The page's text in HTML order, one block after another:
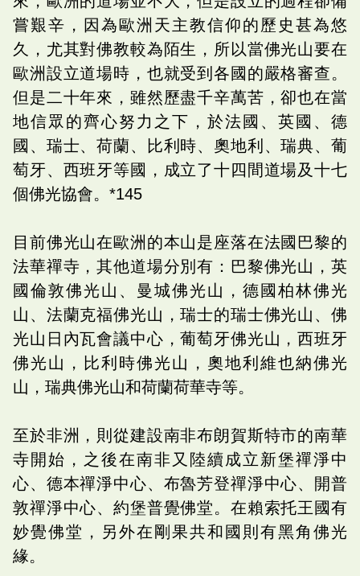
嘗艱辛，因為歐洲天主教信仰的歷史甚為悠
久，尤其對佛教較為陌生，所以當佛光山要在
歐洲設立道場時，也就受到各國的嚴格審查。
但是二十年來，雖然歷盡千辛萬苦，卻也在當
地信眾的齊心努力之下，於法國、英國、德
國、瑞士、荷蘭、比利時、奧地利、瑞典、葡
萄牙、西班牙等國，成立了十四間道場及十七
個佛光協會。*145
目前佛光山在歐洲的本山是座落在法國巴黎的
法華禪寺，其他道場分別有：巴黎佛光山，英
國倫敦佛光山、曼城佛光山，德國柏林佛光
山、法蘭克福佛光山，瑞士的瑞士佛光山、佛
光山日內瓦會議中心，葡萄牙佛光山，西班牙
佛光山，比利時佛光山，奧地利維也納佛光
山，瑞典佛光山和荷蘭荷華寺等。
至於非洲，則從建設南非布朗賀斯特市的南華
寺開始，之後在南非又陸續成立新堡禪淨中
心、德本禪淨中心、布魯芳登禪淨中心、開普
敦禪淨中心、約堡普覺佛堂。在賴索托王國有
妙覺佛堂，另外在剛果共和國則有黑角佛光
緣。